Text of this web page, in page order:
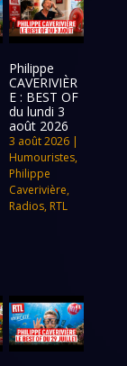
Philippe
CAVERIVIÈR
E : BEST OF
du lundi 3
août 2026
3 août 2026 |
Humouristes,
Philippe
Caverivière,
Radios, RTL